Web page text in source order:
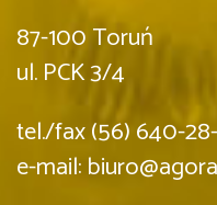
87-100 Toruń
ul. PCK 3/4
tel./fax (56) 640-
e-mail: